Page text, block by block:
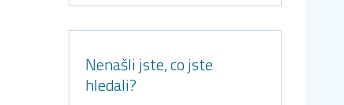
Nenašli jste, co jste
hledali?